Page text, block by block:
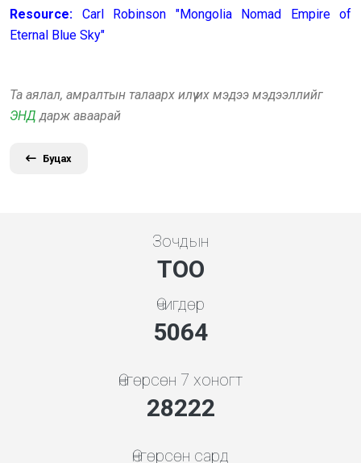
Resource: Carl Robinson "Mongolia Nomad Empire of
Eternal Blue Sky"
Та аялал, амралтын талаарх илүү их мэдээ мэдээллийг
ЭНД дарж аваарай
Буцах
Зочдын
ТОО
Өчигдөр
5843
Өнгөрсөн 7 хоногт
32564
Өнгөрсөн сард